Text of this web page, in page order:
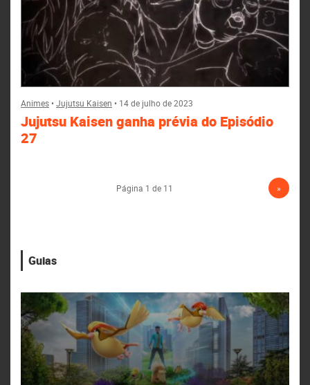
Animes•Jujutsu Kaisen • 14 de julho de 2023
Jujutsu Kaisen ganha prévia do Episódio
27
Página 1 de 11 »
Guias